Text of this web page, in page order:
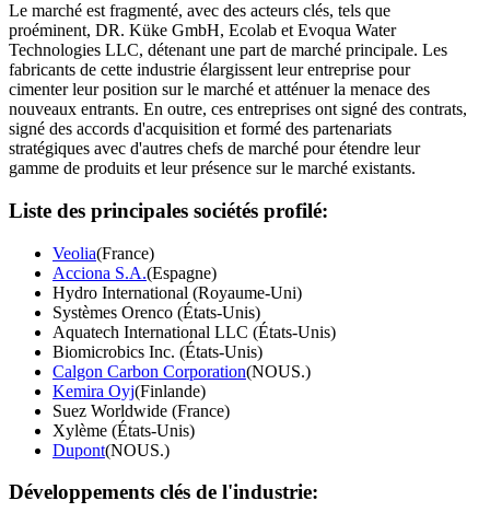
Le marché est fragmenté, avec des acteurs clés, tels que
proéminent, DR. Küke GmbH, Ecolab et Evoqua Water
Technologies LLC, détenant une part de marché principale. Les
fabricants de cette industrie élargissent leur entreprise pour
cimenter leur position sur le marché et atténuer la menace des
nouveaux entrants. En outre, ces entreprises ont signé des contrats,
signé des accords d'acquisition et formé des partenariats
stratégiques avec d'autres chefs de marché pour étendre leur
gamme de produits et leur présence sur le marché existants.
Liste des principales sociétés profilé:
Veolia(France)
Acciona S.A.(Espagne)
Hydro International (Royaume-Uni)
Systèmes Orenco (États-Unis)
Aquatech International LLC (États-Unis)
Biomicrobics Inc. (États-Unis)
Calgon Carbon Corporation(NOUS.)
Kemira Oyj(Finlande)
Suez Worldwide (France)
Xylème (États-Unis)
Dupont(NOUS.)
Développements clés de l'industrie: